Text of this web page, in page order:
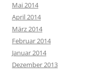
Mai 2014
April 2014
März 2014
Februar 2014
Januar 2014
Dezember 2013